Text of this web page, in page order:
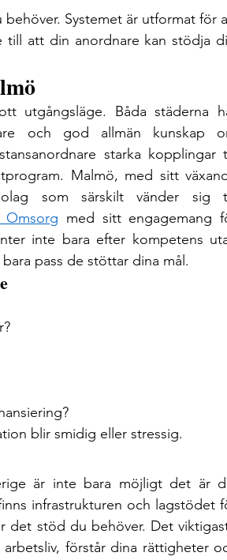
Systemet är utformat för
till att din anordnare kan stödja
Båda städerna
och god allmän kunskap
starka kopplingar
Malmö, med sitt
som särskilt vänder sig
Omsorg med sitt engagemang
inte bara efter kompetens
pass de stöttar dina mål.
blir smidig eller stressig.
är inte bara möjligt det är
infrastrukturen och lagstödet
det stöd du behöver. Det
förstår dina rättigheter